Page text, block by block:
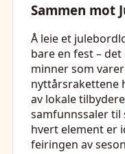
Sammen mot
Å leie et
bare en fest –
minner som
nyttårsrakettene
av lokale
samfunnssaler til
hvert element er
feiringen av